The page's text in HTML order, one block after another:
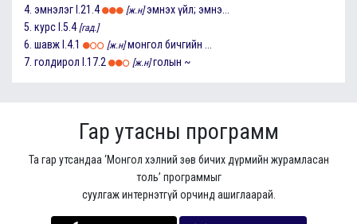
4. эмнэлэг I.21.4 [ж.н] эмнэх үйл; эмнэ...
5. курс I.5.4 [гад.]
6. шавж I.4.1 [ж.н] монгол бичгийн ...
7. голдирол I.17.2 [ж.н] голын ~
Гар утасны программ
Та гар утсандаа ‘Монгол хэлний зөв бичих дүрмийн журамласан
толь’ программыг
суулгаж интернэтгүй орчинд ашиглаарай.